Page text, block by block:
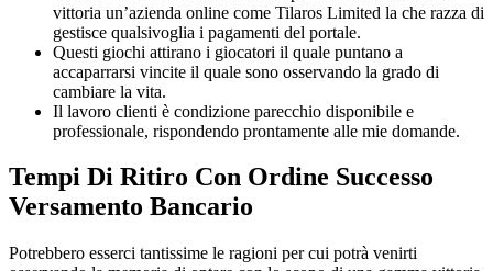
vittoria un’azienda online come Tilaros Limited la che razza di
gestisce qualsivoglia i pagamenti del portale.
Questi giochi attirano i giocatori il quale puntano a
accaparrarsi vincite il quale sono osservando la grado di
cambiare la vita.
Il lavoro clienti è condizione parecchio disponibile e
professionale, rispondendo prontamente alle mie domande.
Tempi Di Ritiro Con Ordine Successo
Versamento Bancario
Potrebbero esserci tantissime le ragioni per cui potrà venirti